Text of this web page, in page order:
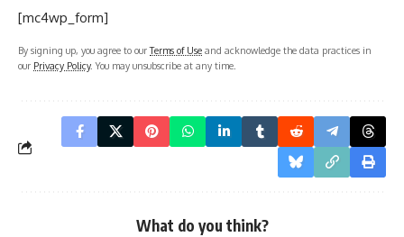
[mc4wp_form]
By signing up, you agree to ourTerms of Use and acknowledge the data practices in
our Privacy Policy. You may unsubscribe at any time.
What do you think?